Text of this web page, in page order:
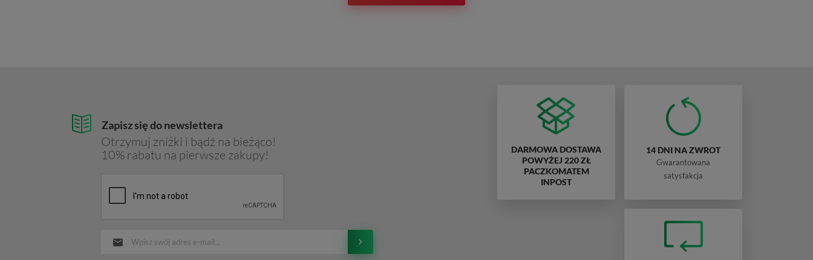
Zapisz się do newslettera
Otrzymuj zniżki i bądź na bieżąco!
10% rabatu na pierwsze zakupy!
DARMOWA DOSTAWA
POWYŻEJ 220 ZŁ
PACZKOMATEM
INPOST
14 DNI NA ZWROT
Gwarantowana
satysfakcja